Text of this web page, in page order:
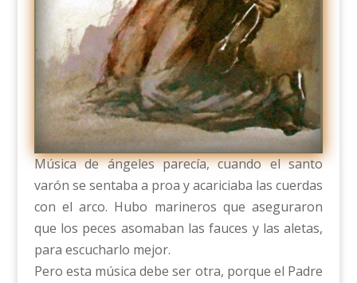
Música de ángeles parecía, cuando el santo
varón se sentaba a proa y acariciaba las cuerdas
con el arco. Hubo marineros que aseguraron
que los peces asomaban las fauces y las aletas,
para escucharlo mejor.
Pero esta música debe ser otra, porque el Padre